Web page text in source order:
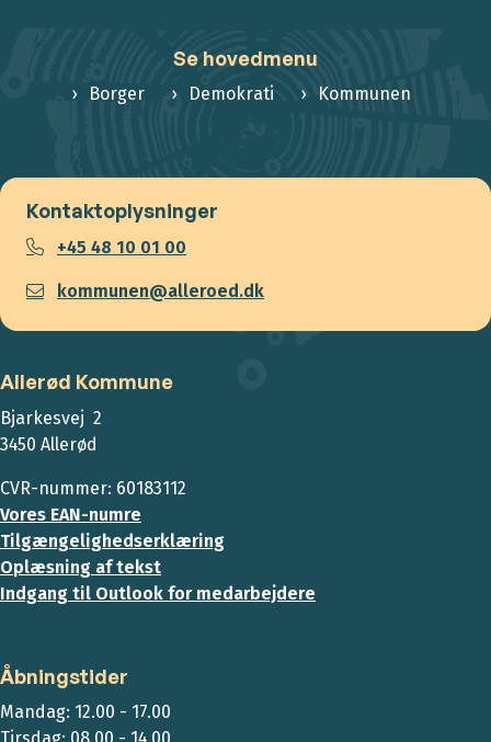
Se hovedmenu
Borger Demokrati Kommunen
Kontaktoplysninger
+45 48 10 01 00
kommunen@alleroed.dk
Allerød Kommune
Bjarkesvej 2
3450 Allerød
CVR-nummer: 60183112
Vores EAN-numre
Tilgængelighedserklæring
Oplæsning af tekst
Indgang til Outlook for medarbejdere
Åbningstider
Mandag: 12.00 - 17.00